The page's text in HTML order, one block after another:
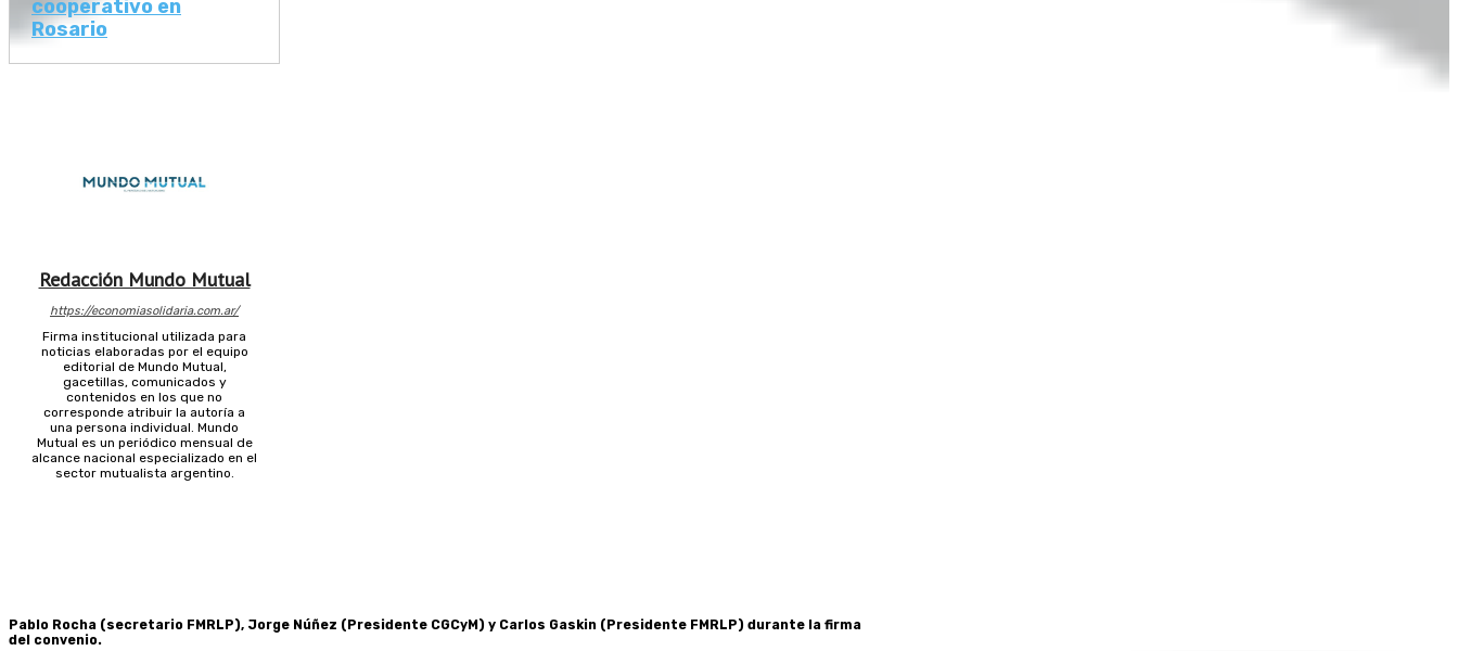
cooperativo en
Rosario
Redacción Mundo Mutual
https://economiasolidaria.com.ar/
Firma institucional utilizada para
noticias elaboradas por el equipo
editorial de Mundo Mutual,
gacetillas, comunicados y
contenidos en los que no
corresponde atribuir la autoría a
una persona individual. Mundo
Mutual es un periódico mensual de
alcance nacional especializado en el
sector mutualista argentino.
Pablo Rocha (secretario FMRLP), Jorge Núñez (Presidente CGCyM) y Carlos Gaskin (Presidente FMRLP) durante la firma
del convenio.